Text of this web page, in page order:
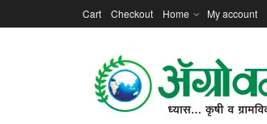
Cart Checkout Home My account